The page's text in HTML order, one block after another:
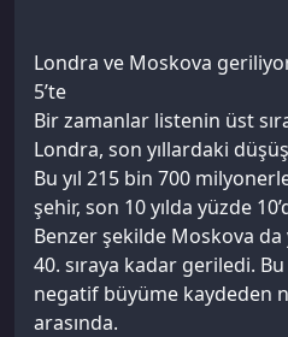
Londra ve Moskova
5’te
Bir zamanlar listenin üst
Londra, son yıllardaki
Bu yıl 215 bin 700
şehir, son 10 yılda yüzde
Benzer şekilde Moskova
40. sıraya kadar geriledi.
negatif büyüme kaydeden
arasında.